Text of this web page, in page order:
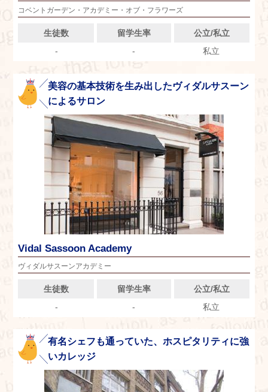
コベントガーデン・アカデミー・オブ・フラワーズ
生徒数 留学生率
公立/私立
-
- 私立
美容の基本技術を生み出したヴィダルサスーン
によるサロン
Vidal Sassoon Academy
ヴィダルサスーンアカデミー
生徒数 留学生率
公立/私立
-
- 私立
有名シェフも通っていた、ホスピタリティに強
いカレッジ